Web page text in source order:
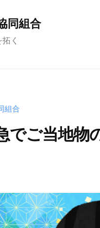
同組合
く
組合
でご当地物